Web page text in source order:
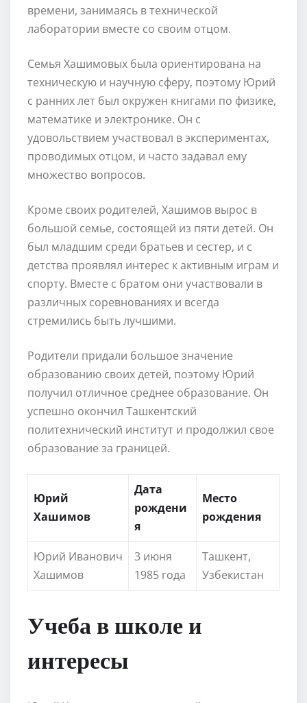
времени, занимаясь в технической
лаборатории вместе со своим отцом.
Семья Хашимовых была ориентирована на
техническую и научную сферу, поэтому Юрий
с ранних лет был окружен книгами по физике,
математике и электронике. Он с
удовольствием участвовал в экспериментах,
проводимых отцом, и часто задавал ему
множество вопросов.
Кроме своих родителей, Хашимов вырос в
большой семье, состоящей из пяти детей. Он
был младшим среди братьев и сестер, и с
детства проявлял интерес к активным играм и
спорту. Вместе с братом они участвовали в
различных соревнованиях и всегда
стремились быть лучшими.
Родители придали большое значение
образованию своих детей, поэтому Юрий
получил отличное среднее образование. Он
успешно окончил Ташкентский
политехнический институт и продолжил свое
образование за границей.
Юрий
Хашимов
Дата
рождени
я
Место
рождения
Юрий Иванович
Хашимов
3 июня
1985 года
Ташкент,
Узбекистан
Учеба в школе и
интересы